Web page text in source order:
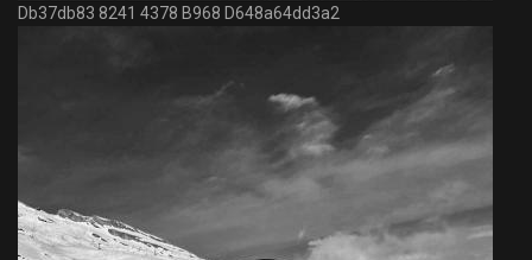
Db37db83 8241 4378 B968 D648a64dd3a2